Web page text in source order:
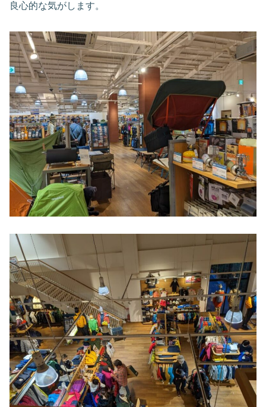
良心的な気がします。